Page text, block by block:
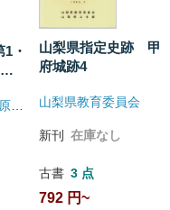
・
山梨県指定史跡 甲
府城跡4
山梨県教育委員会
新刊 在庫なし
古書 3 点
792 円~